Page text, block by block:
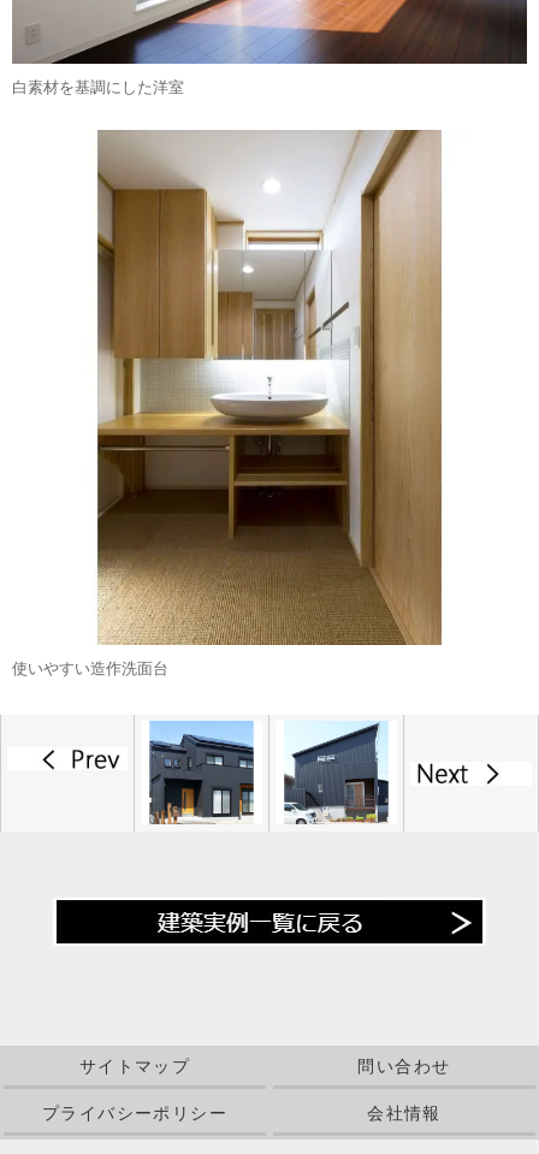
白素材を基調にした洋室
使いやすい造作洗面台
サイトマップ 問い合わせ
プライバシーポリシー 会社情報